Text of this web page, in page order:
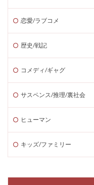
恋愛/ラブコメ
歴史/戦記
コメディ/ギャグ
サスペンス/推理/裏社会
ヒューマン
キッズ/ファミリー